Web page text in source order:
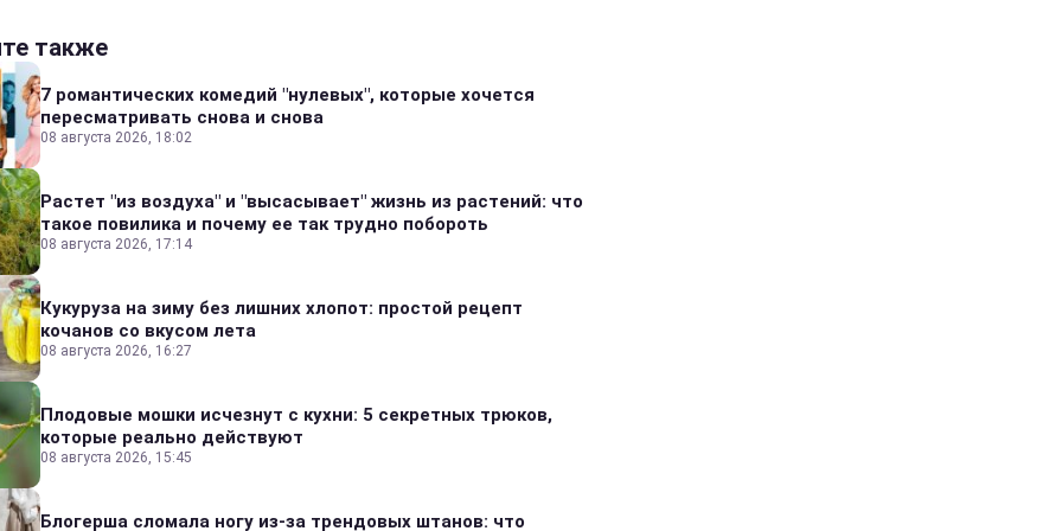
также
7 романтических комедий "нулевых", которые хочется
пересматривать снова и снова
08 августа 2026, 18:02
Растет "из воздуха" и "высасывает" жизнь из растений: что
такое повилика и почему ее так трудно побороть
08 августа 2026, 17:14
Кукуруза на зиму без лишних хлопот: простой рецепт
кочанов со вкусом лета
08 августа 2026, 16:27
Плодовые мошки исчезнут с кухни: 5 секретных трюков,
которые реально действуют
08 августа 2026, 15:45
Блогерша сломала ногу из-за трендовых штанов: что